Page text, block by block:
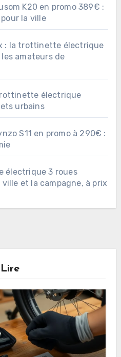
K20 en promo 389€ :
la ville
: la trottinette électrique
amateurs de
électrique
urbains
S11 en promo à 290€ :
électrique 3 roues
et la campagne, à prix